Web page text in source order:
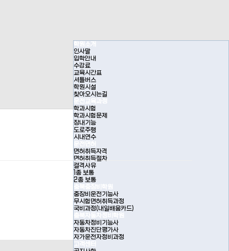
학원소개
인사말
입학안내
수강료
교육시간표
셔틀버스
학원시설
찾아오시는길
운전교육과정
학과시험
학과시험문제
장내기능
도로주행
시내연수
운전면허
면허취득자격
면허취득절차
결격사유
1종 보통
2종 보통
충북중장비학원
중장비운전기능사
무시험면허취득과정
국비과정(내일배움카드)
충북자동차정비학원
자동차정비기능사
자동차진단평가사
자가운전자정비과정
고객센터